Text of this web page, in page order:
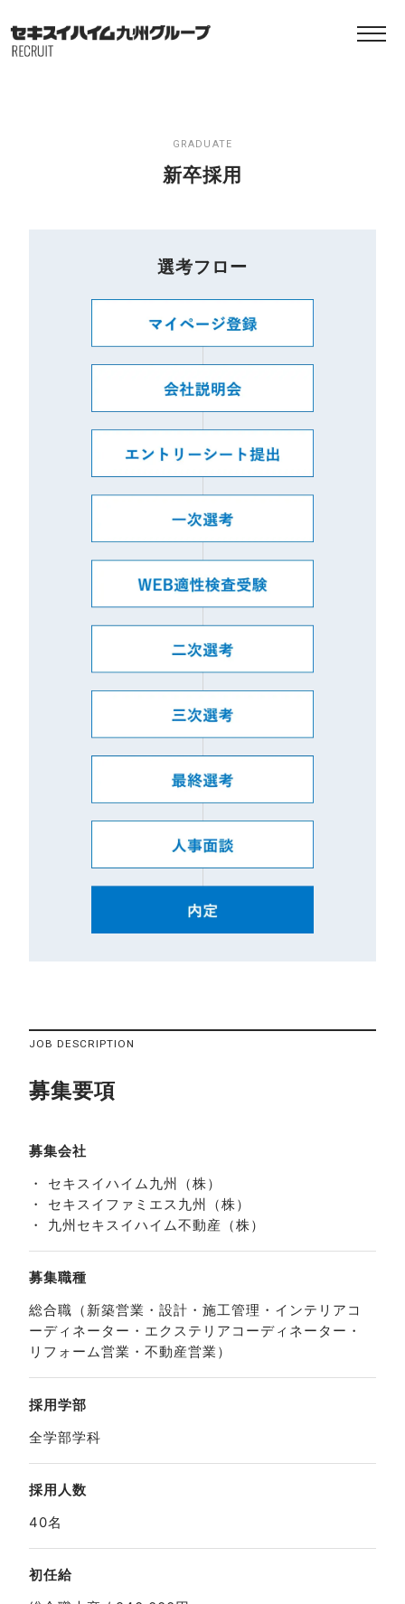
GRADUATE
新卒採用
選考フロー
JOB DESCRIPTION
募集要項
募集会社
・ セキスイハイム九州（株）
・ セキスイファミエス九州（株）
・ 九州セキスイハイム不動産（株）
募集職種
総合職（新築営業・設計・施工管理・インテリアコ
ーディネーター・エクステリアコーディネーター・
リフォーム営業・不動産営業）
採用学部
全学部学科
採用人数
40名
初任給